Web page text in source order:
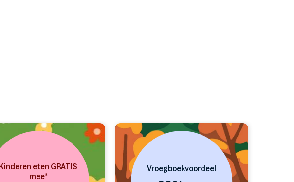
Kinderen eten GRATIS
mee*
Vroegboekvoordeel